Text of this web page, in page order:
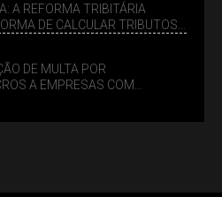
A REFORMA TRIBITÁRIA
DE CALCULAR TRIBUTOS
DE MULTA POR
A EMPRESAS COM